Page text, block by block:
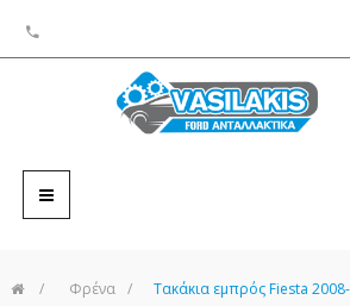
Toggle
navigation
> Φρένα > Τακάκια εμπρός Fiesta